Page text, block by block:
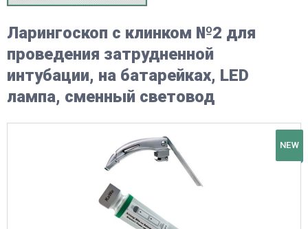
Ларингоскоп с клинком №2 для
проведения затрудненной
интубации, на батарейках, LED
лампа, сменный световод
NEW